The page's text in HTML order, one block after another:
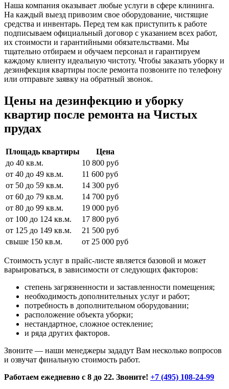
Наша компания оказывает любые услуги в сфере клининга.
На каждый выезд привозим свое оборудование, чистящие
средства и инвентарь. Перед тем как приступить к работе
подписываем официальный договор с указанием всех работ,
их стоимости и гарантийными обязательствами. Мы
тщательно отбираем и обучаем персонал и гарантируем
каждому клиенту идеальную чистоту. Чтобы заказать уборку и
дезинфекция квартиры после ремонта позвоните по телефону
или отправьте заявку на обратный звонок.
Цены на дезинфекцию и уборку
квартир после ремонта на Чистых
прудах
Площадь квартиры
Цена
до 40 кв.м.
10 800 руб
от 40 до 49 кв.м.
11 600 руб
от 50 до 59 кв.м.
14 300 руб
от 60 до 79 кв.м.
14 700 руб
от 80 до 99 кв.м.
19 000 руб
от 100 до 124 кв.м.
17 800 руб
от 125 до 149 кв.м.
21 500 руб
свыше 150 кв.м.
от 25 000 руб
Стоимость услуг в прайс-листе является базовой и может
варьироваться, в зависимости от следующих факторов:
степень загрязненности и заставленности помещения;
необходимость дополнительных услуг и работ;
потребность в дополнительном оборудовании;
расположение объекта уборки;
нестандартное, сложное остекление;
и ряда других факторов.
Звоните — наши менеджеры зададут Вам несколько вопросов
и озвучат финальную стоимость работ.
Работаем ежедневно с 8 до 22. Звоните! +7 (495) 108-24-99